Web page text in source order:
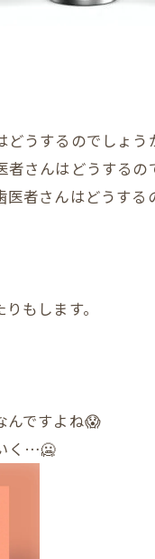
どうするのでしょう
者さんはどうするの
者さんはどうする
もします。
んですよね😱
く…🥶